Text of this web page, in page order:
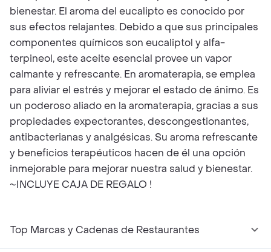
bienestar. El aroma del eucalipto es conocido por
sus efectos relajantes. Debido a que sus principales
componentes químicos son eucaliptol y alfa-
terpineol, este aceite esencial provee un vapor
calmante y refrescante. En aromaterapia, se emplea
para aliviar el estrés y mejorar el estado de ánimo. Es
un poderoso aliado en la aromaterapia, gracias a sus
propiedades expectorantes, descongestionantes,
antibacterianas y analgésicas. Su aroma refrescante
y beneficios terapéuticos hacen de él una opción
inmejorable para mejorar nuestra salud y bienestar.
~INCLUYE CAJA DE REGALO !
Top Marcas y Cadenas de Restaurantes